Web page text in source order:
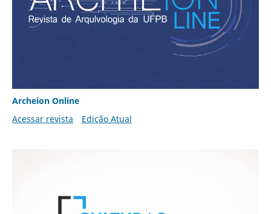
Archeion Online
Acessar revista
Edição Atual